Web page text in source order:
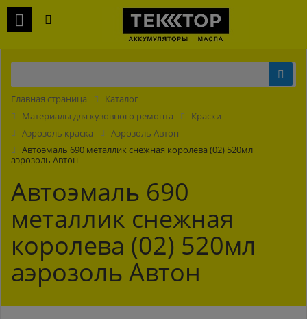
Главная страница
Каталог
Материалы для кузовного ремонта
Краски
Аэрозоль краска
Аэрозоль Автон
Автоэмаль 690 металлик снежная королева (02) 520мл
аэрозоль Автон
Автоэмаль 690
металлик снежная
королева (02) 520мл
аэрозоль Автон